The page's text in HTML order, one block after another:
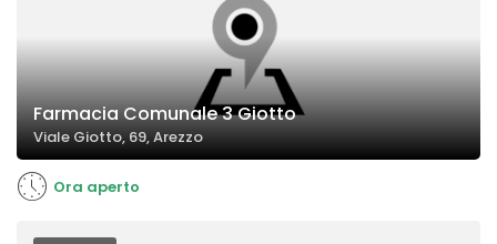
Farmacia Comunale 3 Giotto
Viale Giotto, 69, Arezzo
Ora aperto